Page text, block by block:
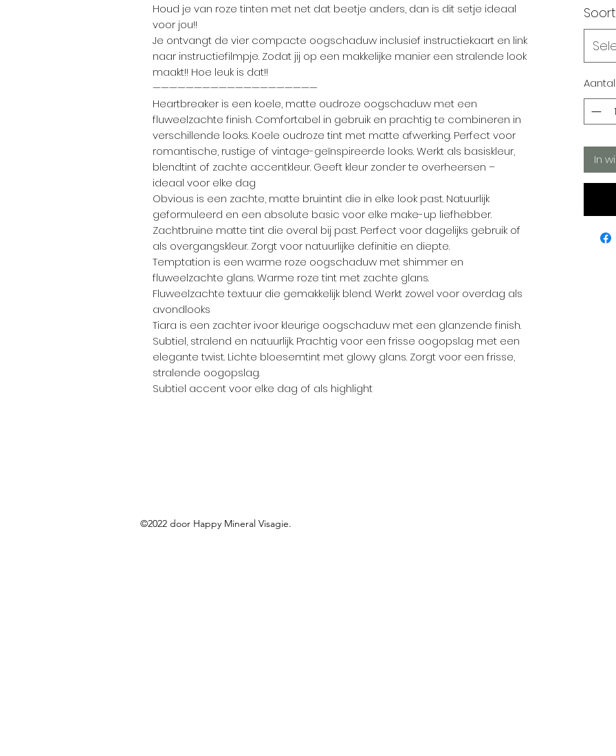
Houd je van roze tinten met net dat beetje anders, dan is dit setje ideaal
voor jou!!
Je ontvangt de vier compacte oogschaduw inclusief instructiekaart en link
naar instructiefilmpje. Zodat jij op een makkelijke manier een stralende look
maakt!! Hoe leuk is dat!!
————————————————————
Heartbreaker is een koele, matte oudroze oogschaduw met een
fluweelzachte finish. Comfortabel in gebruik en prachtig te combineren in
verschillende looks. Koele oudroze tint met matte afwerking. Perfect voor
romantische, rustige of vintage-geïnspireerde looks. Werkt als basiskleur,
blendtint of zachte accentkleur. Geeft kleur zonder te overheersen –
ideaal voor elke dag
Obvious is een zachte, matte bruintint die in elke look past. Natuurlijk
geformuleerd en een absolute basic voor elke make-up liefhebber.
Zachtbruine matte tint die overal bij past. Perfect voor dagelijks gebruik of
als overgangskleur. Zorgt voor natuurlijke definitie en diepte.
Temptation is een warme roze oogschaduw met shimmer en
fluweelzachte glans. Warme roze tint met zachte glans.
Fluweelzachte textuur die gemakkelijk blend. Werkt zowel voor overdag als
avondlooks
Tiara is een zachter ivoor kleurige oogschaduw met een glanzende finish.
Subtiel, stralend en natuurlijk. Prachtig voor een frisse oogopslag met een
elegante twist. Lichte bloesemtint met glowy glans. Zorgt voor een frisse,
stralende oogopslag.
Subtiel accent voor elke dag of als highlight
Soort
Aantal
In
©2022 door Happy Mineral Visagie.